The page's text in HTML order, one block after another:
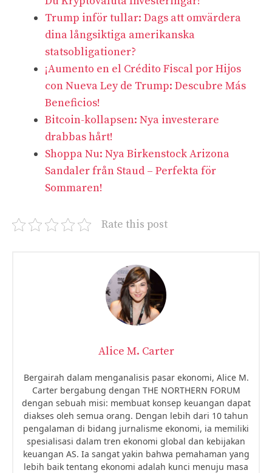
Trump inför tullar: Dags att omvärdera
dina långsiktiga amerikanska
statsobligationer?
¡Aumento en el Crédito Fiscal por Hijos
con Nueva Ley de Trump: Descubre Más
Beneficios!
Bitcoin-kollapsen: Nya investerare
drabbas hårt!
Shoppa Nu: Nya Birkenstock Arizona
Sandaler från Staud – Perfekta för
Sommaren!
Rate this post
Alice M. Carter
Bergairah dalam menganalisis pasar ekonomi, Alice M.
Carter bergabung dengan THE NORTHERN FORUM
dengan sebuah misi: membuat konsep keuangan dapat
diakses oleh semua orang. Dengan lebih dari 10 tahun
pengalaman di bidang jurnalisme ekonomi, ia memiliki
spesialisasi dalam tren ekonomi global dan kebijakan
keuangan AS. Ia sangat yakin bahwa pemahaman yang
lebih baik tentang ekonomi adalah kunci menuju masa